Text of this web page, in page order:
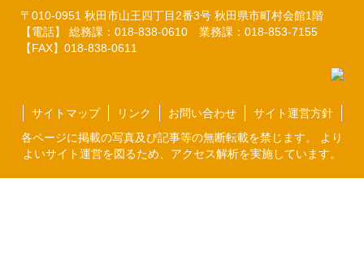
〒010-0951 秋田市山王四丁目2番3号 秋田県市町村会館1階
【電話】 総務課：018-838-0610 業務課：018-853-7155
【FAX】018-838-0611
サイトマップ リンク お問い合わせ
サイト運営方針
各ページに掲載の写真及び記事等の無断転載を禁じます。 より
よいサイト運営を図るため、アクセス解析を実施しています。